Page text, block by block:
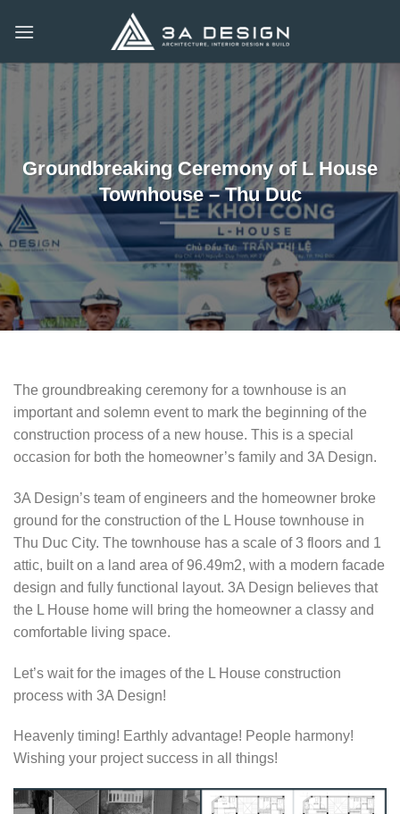
Groundbreaking Ceremony of L House
Townhouse – Thu Duc
The groundbreaking ceremony for a townhouse is an
important and solemn event to mark the beginning of the
construction process of a new house. This is a special
occasion for both the homeowner’s family and 3A Design.
3A Design’s team of engineers and the homeowner broke
ground for the construction of the L House townhouse in
Thu Duc City. The townhouse has a scale of 3 floors and 1
attic, built on a land area of ​​96.49m2, with a modern facade
design and fully functional layout. 3A Design believes that
the L House home will bring the homeowner a classy and
comfortable living space.
Let’s wait for the images of the L House construction
process with 3A Design!
Heavenly timing! Earthly advantage! People harmony!
Wishing your project success in all things!